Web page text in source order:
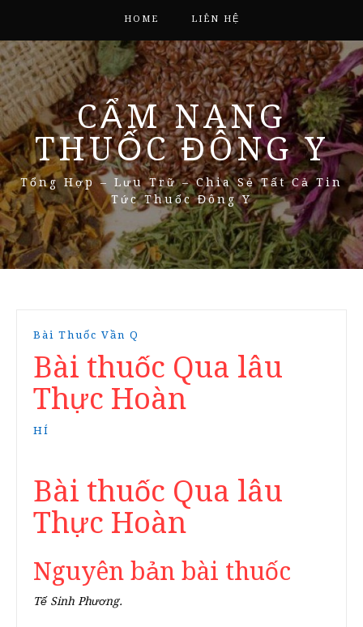
HOME LIÊN HỆ
CẨM NANG
THUỐC ĐÔNG Y
Tổng Hợp – Lưu Trữ – Chia Sẻ Tất Cả Tin
Tức Thuốc Đông Y
Bài Thuốc Vần Q
Bài thuốc Qua lâu
Thực Hoàn
HÍ
Bài thuốc Qua lâu
Thực Hoàn
Nguyên bản bài thuốc
Tế Sinh Phương.